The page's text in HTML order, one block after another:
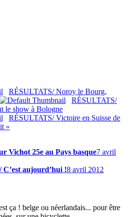
RÉSULTATS/ Noroy le Bourg,
RÉSULTATS/
le show à Bologne
RÉSULTATS/ Victoire en Suisse de
»
Vichot 25e au Pays basque7 avril
aujourd’hui !8 avril 2012
ça ! belge ou néerlandais... pour être